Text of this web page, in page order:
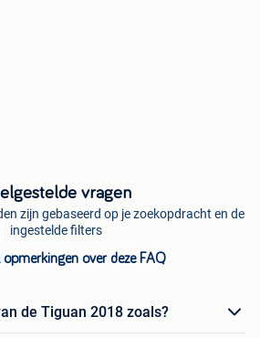
vragen
zijn gebaseerd op je zoekopdracht en de
ingestelde filters
opmerkingen over deze FAQ
de Tiguan 2018 zoals?